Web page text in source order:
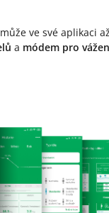
ve své aplikaci až
a módem pro